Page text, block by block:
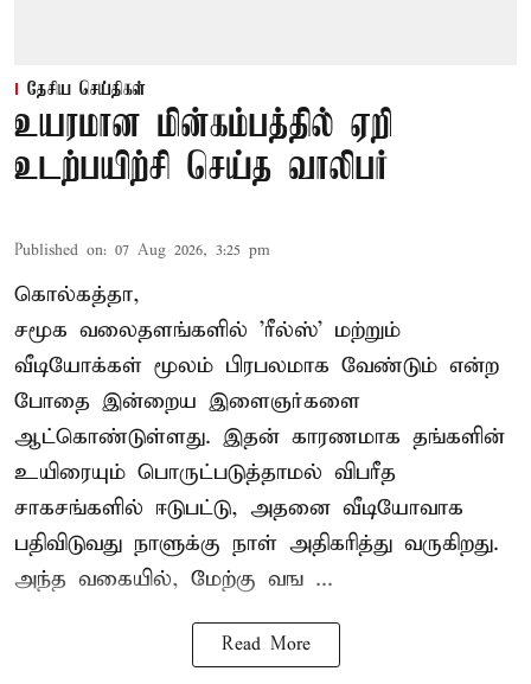
தேசிய செய்திகள்
உயரமான மின்கம்பத்தில் ஏறி
உடற்பயிற்சி செய்த வாலிபர்
Published on: 07 Aug 2026, 3:25 pm
கொல்கத்தா,
சமூக வலைதளங்களில் 'ரீல்ஸ்' மற்றும்
வீடியோக்கள் மூலம் பிரபலமாக வேண்டும் என்ற
போதை இன்றைய இளைஞர்களை
ஆட்கொண்டுள்ளது. இதன் காரணமாக தங்களின்
உயிரையும் பொருட்படுத்தாமல் விபரீத
சாகசங்களில் ஈடுபட்டு, அதனை வீடியோவாக
பதிவிடுவது நாளுக்கு நாள் அதிகரித்து வருகிறது.
அந்த வகையில், மேற்கு வங ...
Read More